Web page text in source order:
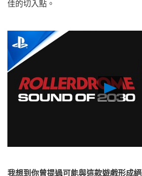
佳的切入點。
Play
Video
我想到你曾提過可能與這款遊戲形成